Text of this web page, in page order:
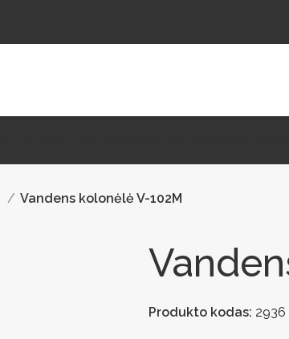
Vandens kolonėlė V-102M
Produkto kodas: 2936